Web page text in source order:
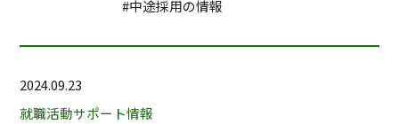
#中途採用の情報
2024.09.23
就職活動サポート情報